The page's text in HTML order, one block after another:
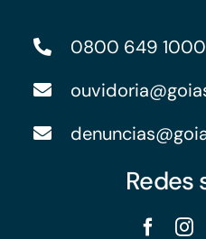
0800 649 1000
Redes